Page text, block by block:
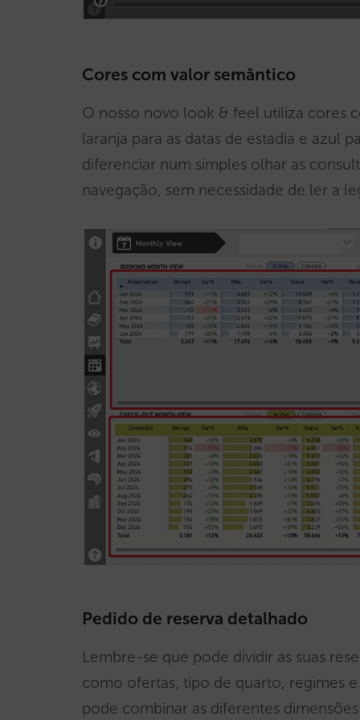
Cores com valor semântico
O nosso novo look & feel utiliza cores
laranja para as datas de estadia e azul
diferenciar num simples olhar as
navegação, sem necessidade de ler a
Pedido de reserva detalhado
Lembre-se que pode dividir as suas
como ofertas, tipo de quarto, regimes
pode combinar as diferentes